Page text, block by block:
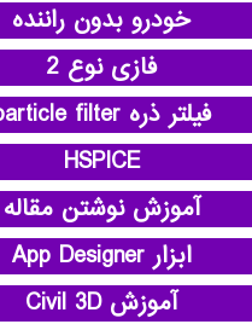
خودرو بدون راننده
فازی نوع 2
فیلتر ذره particle filter
HSPICE
آموزش نوشتن مقاله
ابزار App Designer
آموزش Civil 3D